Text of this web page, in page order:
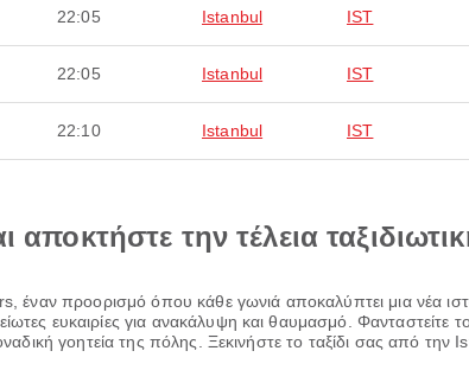
22:05 Istanbul IST
22:05 Istanbul IST
22:10 Istanbul IST
αποκτήστε την τέλεια
έναν προορισμό όπου κάθε γωνιά αποκαλύπτει μια νέα
ευκαιρίες για ανακάλυψη και θαυμασμό.
γοητεία της πόλης. Ξεκινήστε το ταξίδι σας από την